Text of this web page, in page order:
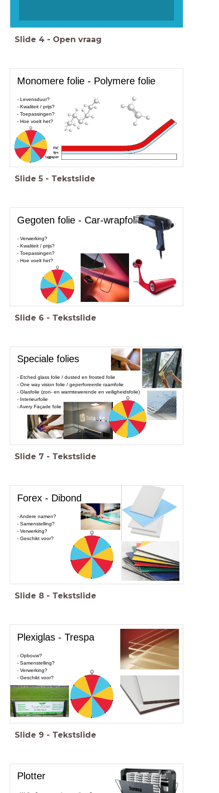
Slide 4 - Open vraag
Monomere folie - Polymere folie
- Levensduur?
- Kwaliteit / prijs?
- Toepassingen?
- Hoe voelt het?
Slide 5 - Tekstslide
Gegoten folie - Car-wrapfolie
- Verwerking?
- Kwaliteit / prijs?
- Toepassingen?
- Hoe voelt het?
Slide 6 - Tekstslide
Speciale folies
- Etched glass folie / dusted en frosted folie
- One way vision folie / geperforeerde raamfolie
- Glasfolie (zon- en warmtewerende en veiligheidsfolie)
- Interieurfolie
- Avery Façade folie
Slide 7 - Tekstslide
Forex - Dibond
- Andere namen?
- Samenstelling?
- Verwerking?
- Geschikt voor?
Slide 8 - Tekstslide
Plexiglas - Trespa
- Opbouw?
- Samenstelling?
- Verwerking?
- Geschikt voor?
Slide 9 - Tekstslide
Plotter